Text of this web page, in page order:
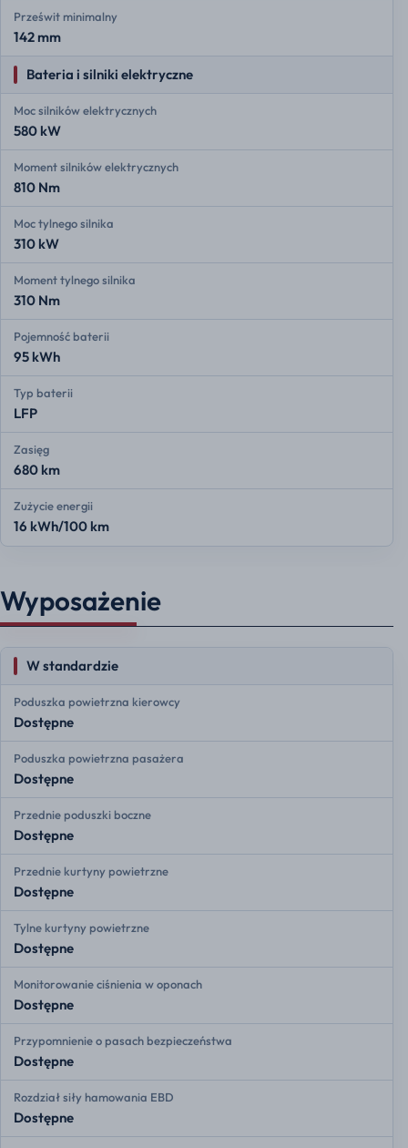
Prześwit minimalny
142 mm
Bateria i silniki elektryczne
Moc silników elektrycznych
580 kW
Moment silników elektrycznych
810 Nm
Moc tylnego silnika
310 kW
Moment tylnego silnika
310 Nm
Pojemność baterii
95 kWh
Typ baterii
LFP
Zasięg
680 km
Zużycie energii
16 kWh/100 km
Wyposażenie
W standardzie
Poduszka powietrzna kierowcy
Dostępne
Poduszka powietrzna pasażera
Dostępne
Przednie poduszki boczne
Dostępne
Przednie kurtyny powietrzne
Dostępne
Tylne kurtyny powietrzne
Dostępne
Monitorowanie ciśnienia w oponach
Dostępne
Przypomnienie o pasach bezpieczeństwa
Dostępne
Rozdział siły hamowania EBD
Dostępne